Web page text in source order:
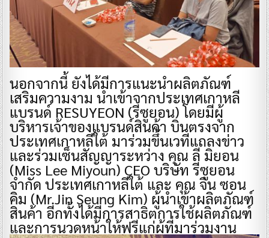
นอกจากนี้ ยังได้มีการแนะนำผลิตภัณฑ์
เสริมความงาม นำเข้าจากประเทศเกาหลี
แบรนด์ RESUYEON (รีซูยอน) โดยมีผู้
บริหารเจ้าของแบรนด์สินค้า บินตรงจาก
ประเทศเกาหลีใต้ มาร่วมขึ้นเวทีแถลงข่าว
และร่วมเซ็นสัญญาระหว่าง คุณ ลี มิยอน
(Miss Lee Miyoun) CEO บริษัท รีซูยอน
จำกัด ประเทศเกาหลีใต้ และ คุณ จิน ซอน
คิม (Mr.Jin Seung Kim) ผู้นำเข้าผลิตภัณฑ์
สินค้า อีกทั้งได้มีการสาธิตการใช้ผลิตภัณฑ์
และการนวดหน้าให้ฟรีแก่ผู้ที่มาร่วมงาน